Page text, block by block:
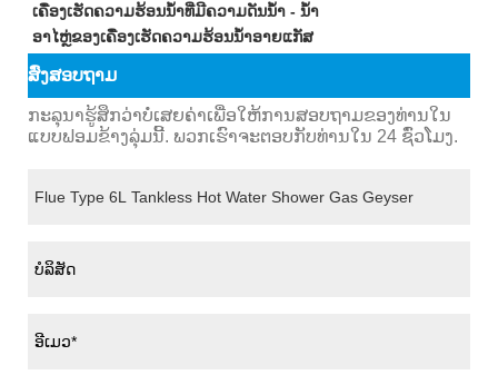
ເຄື່ອງເຮັດຄວາມຮ້ອນນ້ໍາທີ່ມີຄວາມດັນນ້ໍາ - ນ້ໍາ
ອາໄຫຼ່ຂອງເຄື່ອງເຮັດຄວາມຮ້ອນນ້ໍາອາຍແກັສ
ສົ່ງສອບຖາມ
ກະລຸນາຮູ້ສຶກວ່າບໍ່ເສຍຄ່າເພື່ອໃຫ້ການສອບຖາມຂອງທ່ານໃນ
ແບບຟອມຂ້າງລຸ່ມນີ້. ພວກເຮົາຈະຕອບກັບທ່ານໃນ 24 ຊົ່ວໂມງ.